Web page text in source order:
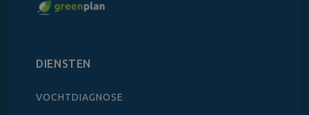
DIENSTEN
VOCHTDIAGNOSE